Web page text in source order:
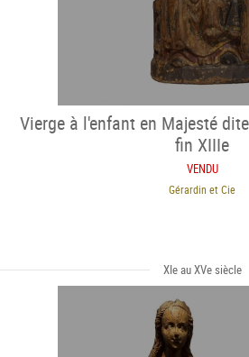
Vierge à l'enfant en Majesté
fin XIIIe
VENDU
Gérardin et Cie
XIe au XVe siècle